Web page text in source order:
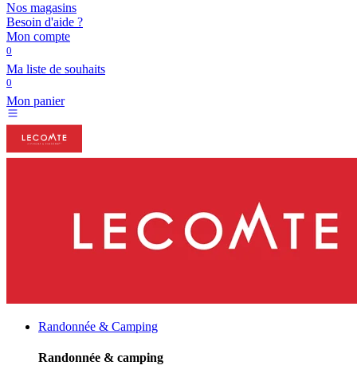
Nos magasins
Besoin d'aide ?
Mon compte
0
Ma liste de souhaits
0
Mon panier
Randonnée & Camping
Randonnée & camping